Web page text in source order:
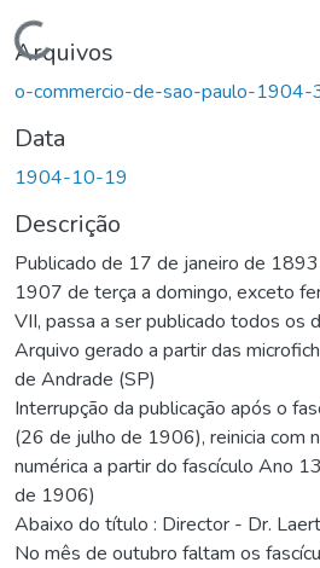
Carregando...
Arquivos
o-commercio-de-sao-paulo-
Data
1904-10-19
Descrição
Publicado de 17 de janeiro de
1907 de terça a domingo, exceto
VII, passa a ser publicado todos os
Arquivo gerado a partir das
de Andrade (SP)
Interrupção da publicação após o
(26 de julho de 1906), reinicia com
numérica a partir do fascículo Ano
de 1906)
Abaixo do título : Director - Dr.
No mês de outubro faltam os